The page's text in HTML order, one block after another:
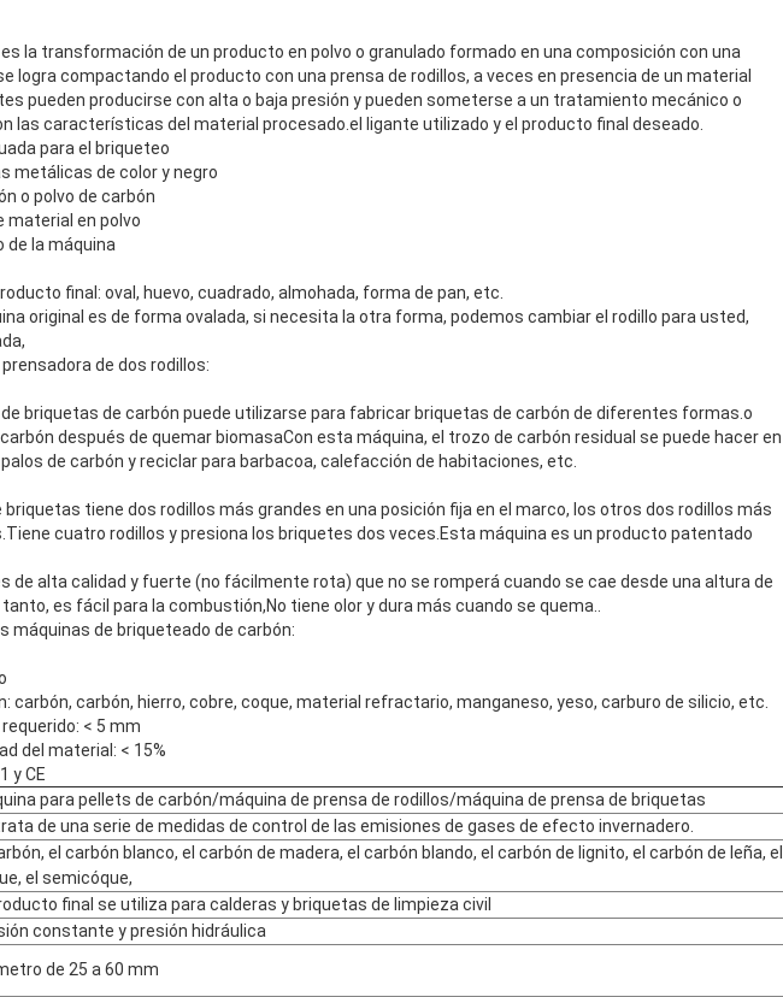
la transformación de un producto en polvo o granulado formado en una composición con una
logra compactando el producto con una prensa de rodillos, a veces en presencia de un material
pueden producirse con alta o baja presión y pueden someterse a un tratamiento mecánico o
las características del material procesado.el ligante utilizado y el producto final deseado.
para el briqueteo
metálicas de color y negro
o polvo de carbón
material en polvo
de la máquina
final: oval, huevo, cuadrado, almohada, forma de pan, etc.
original es de forma ovalada, si necesita la otra forma, podemos cambiar el rodillo para usted,
de dos rodillos:
briquetas de carbón puede utilizarse para fabricar briquetas de carbón de diferentes formas.o
después de quemar biomasaCon esta máquina, el trozo de carbón residual se puede hacer en
de carbón y reciclar para barbacoa, calefacción de habitaciones, etc.
tiene dos rodillos más grandes en una posición fija en el marco, los otros dos rodillos más
cuatro rodillos y presiona los briquetes dos veces.Esta máquina es un producto patentado
de alta calidad y fuerte (no fácilmente rota) que no se romperá cuando se cae desde una altura de
es fácil para la combustión,No tiene olor y dura más cuando se quema..
máquinas de briqueteado de carbón:
carbón, carbón, hierro, cobre, coque, material refractario, manganeso, yeso, carburo de silicio, etc.
< 5 mm
del material: < 15%
y CE
para pellets de carbón/máquina de prensa de rodillos/máquina de prensa de briquetas
de una serie de medidas de control de las emisiones de gases de efecto invernadero.
el carbón blanco, el carbón de madera, el carbón blando, el carbón de lignito, el carbón de leña, el
el semicóque,
final se utiliza para calderas y briquetas de limpieza civil
constante y presión hidráulica
de 25 a 60 mm